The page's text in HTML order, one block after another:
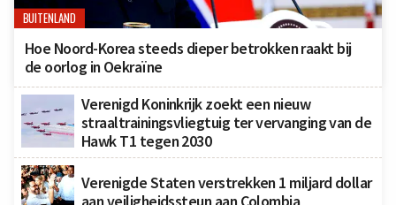
BUITENLAND
Hoe Noord-Korea steeds dieper betrokken raakt bij
de oorlog in Oekraïne
Verenigd Koninkrijk zoekt een nieuw
straaltrainingsvliegtuig ter vervanging van de
Hawk T1 tegen 2030
Verenigde Staten verstrekken 1 miljard dollar
aan veiligheidssteun aan Colombia